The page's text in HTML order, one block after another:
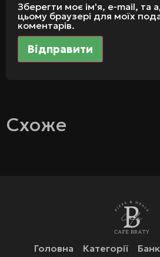
Зберегти моє ім'я, e-mail, та
цьому браузері для моїх
коментарів.
Схоже
Головна Категорії